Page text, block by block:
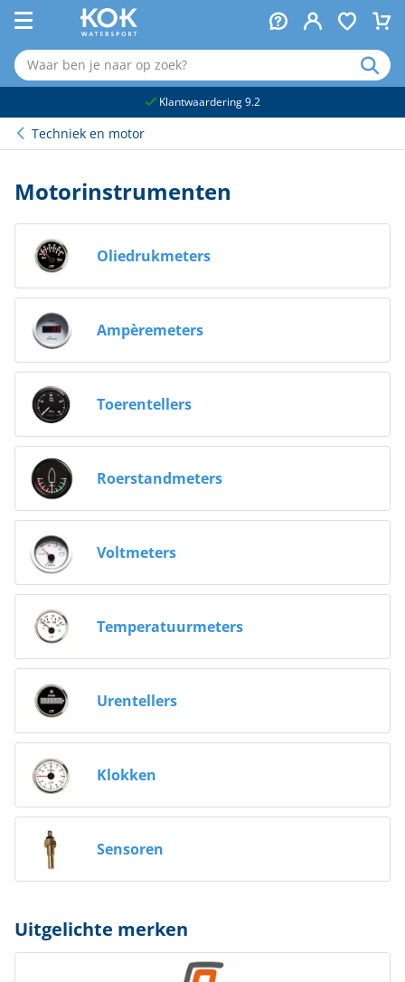
Klantwaardering 9.2
Techniek en motor
Motorinstrumenten
Oliedrukmeters
Ampèremeters
Toerentellers
Roerstandmeters
Voltmeters
Temperatuurmeters
Urentellers
Klokken
Sensoren
Uitgelichte merken